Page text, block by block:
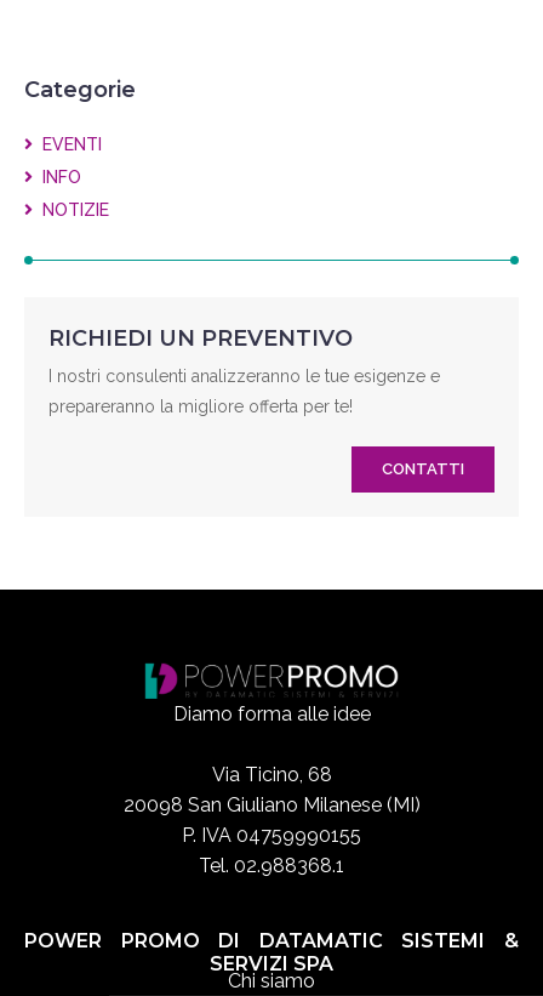
Categorie
EVENTI
INFO
NOTIZIE
RICHIEDI UN PREVENTIVO
I nostri consulenti analizzeranno le tue esigenze e
prepareranno la migliore offerta per te!
CONTATTI
Diamo forma alle idee
Via Ticino, 68
20098 San Giuliano Milanese (MI)
P. IVA 04759990155
Tel. 02.988368.1
POWER PROMO DI DATAMATIC SISTEMI &
SERVIZI SPA
Chi siamo